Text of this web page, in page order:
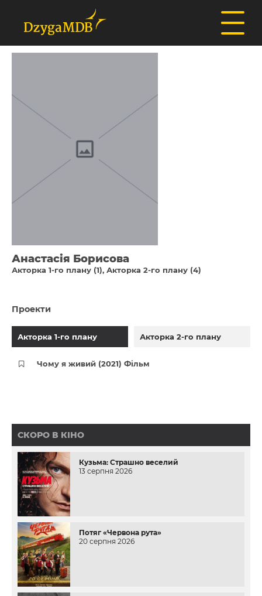
Анастасія Борисова
Акторка 1-го плану (1) Акторка 2-го плану (4)
Проекти
Акторка 1-го плану Акторка 2-го плану
Чому я живий (2021) Фільм
СКОРО В КІНО
Кузьма: Страшно веселий
13 серпня 2026
Потяг «Червона рута»
20 серпня 2026